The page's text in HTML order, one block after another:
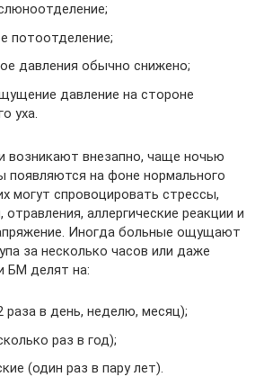
потоотделение;
давления обычно снижено;
давление на стороне
уха.
возникают внезапно, чаще ночью
появляются на фоне нормального
могут спровоцировать стрессы,
отравления, аллергические реакции и
Иногда больные ощущают
за несколько часов или даже
БМ делят на:
раза в день, неделю, месяц);
раз в год);
(один раз в пару лет).